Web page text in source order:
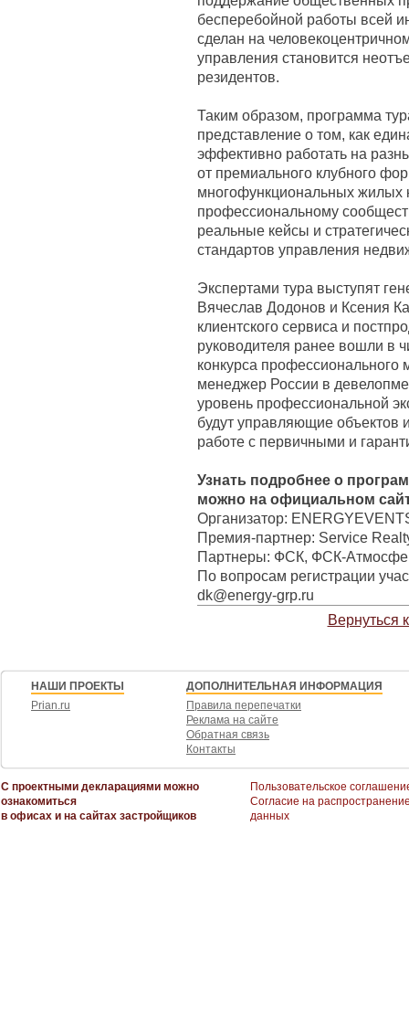
бесперебойной работы всей
сделан на
управления становится
резидентов.
Таким образом, программа
представление о том, как
эффективно работать на
от премиального клубного
многофункциональных жилых
профессиональному
реальные кейсы и
стандартов управления
Экспертами тура выступят
Вячеслав Додонов и Ксения
клиентского сервиса и
руководителя ранее вошли в
конкурса
менеджер России в
уровень профессиональной
будут управляющие объектов
работе с первичными и
Узнать подробнее о
можно на официальном
Организатор:
Премия-партнер: Service
Партнеры: ФСК, ФСК-
По вопросам регистрации
dk@energy-grp.ru
Вернуться
НАШИ ПРОЕКТЫ
Prian.ru
ДОПОЛНИТЕЛЬНАЯ ИНФОРМАЦИЯ
Правила перепечатки
Реклама на сайте
Обратная связь
Контакты
С проектными декларациями можно
ознакомиться
в офисах и на сайтах застройщиков
Пользовательское
Согласие на
данных